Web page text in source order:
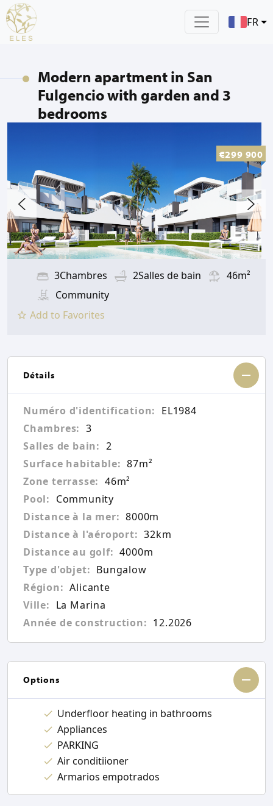
FR
Modern apartment in San
Fulgencio with garden and 3
bedrooms
€299 900
3Chambres 2Salles de bain
46m²
Community
Add to Favorites
Détails
Numéro d'identification: EL1984
Chambres: 3
Salles de bain: 2
Surface habitable: 87m²
Zone terrasse: 46m²
Pool: Community
Distance à la mer: 8000m
Distance à l'aéroport: 32km
Distance au golf: 4000m
Type d'objet: Bungalow
Région: Alicante
Ville: La Marina
Année de construction: 12.2026
Options
Underfloor heating in bathrooms
Appliances
PARKING
Air conditiioner
Armarios empotrados